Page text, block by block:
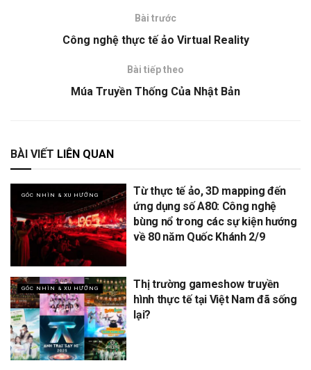
Bài trước
Công nghệ thực tế ảo Virtual Reality
Bài tiếp theo
Múa Truyền Thống Của Nhật Bản
BÀI VIẾT LIÊN QUAN
GÓC NHÌN & XU HƯỚNG
Từ thực tế ảo, 3D mapping đến
ứng dụng số A80: Công nghệ
bùng nổ trong các sự kiện hướng
về 80 năm Quốc Khánh 2/9
GÓC NHÌN & XU HƯỚNG
Thị trường gameshow truyền
hình thực tế tại Việt Nam đã sống
lại?